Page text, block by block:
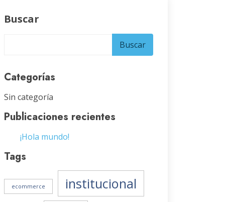
Buscar
Buscar
Categorías
Sin categoría
Publicaciones recientes
¡Hola mundo!
Tags
ecommerce institucional